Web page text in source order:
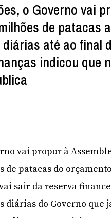
o Governo vai
de patacas
até ao final
indicou que
vai propor à
patacas do
sair da reserva
diárias do Governo que